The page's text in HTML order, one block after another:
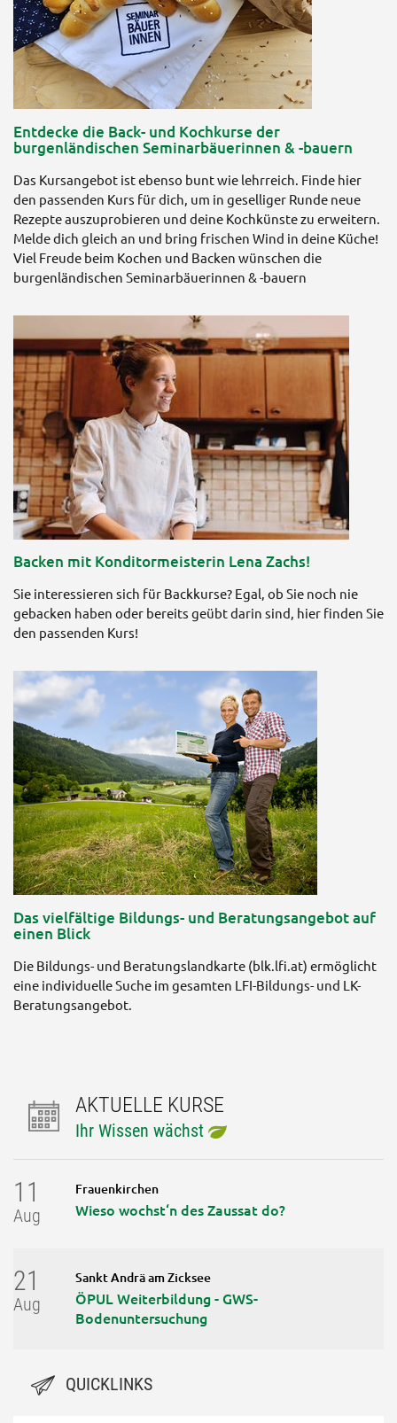
Entdecke die Back- und Kochkurse der
burgenländischen Seminarbäuerinnen & -bauern
Das Kursangebot ist ebenso bunt wie lehrreich. Finde hier
den passenden Kurs für dich, um in geselliger Runde neue
Rezepte auszuprobieren und deine Kochkünste zu erweitern.
Melde dich gleich an und bring frischen Wind in deine Küche!
Viel Freude beim Kochen und Backen wünschen die
burgenländischen Seminarbäuerinnen & -bauern
Backen mit Konditormeisterin Lena Zachs!
Sie interessieren sich für Backkurse? Egal, ob Sie noch nie
gebacken haben oder bereits geübt darin sind, hier finden Sie
den passenden Kurs!
Das vielfältige Bildungs- und Beratungsangebot auf
einen Blick
Die Bildungs- und Beratungslandkarte (blk.lfi.at) ermöglicht
eine individuelle Suche im gesamten LFI-Bildungs- und LK-
Beratungsangebot.
AKTUELLE KURSE
Ihr Wissen wächst
11
Aug
Frauenkirchen
Wieso wochst‘n des Zaussat do?
21
Aug
Sankt Andrä am Zicksee
ÖPUL Weiterbildung - GWS-
Bodenuntersuchung
QUICKLINKS